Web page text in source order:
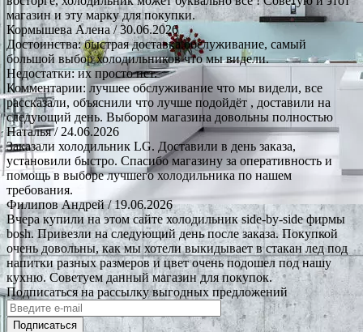
магазин и эту марку для покупки.
Кормышева Алена/ 30.06.2026
Достоинства: быстрая доставка.обслуживание, самый
большой выбор холодильников что мы видели.
Недостатки: их просто нет.
Комментарии: лучшее обслуживание что мы видели, все
рассказали, объяснили что лучше подойдёт , доставили на
следующий день. Выбором магазина довольны полностью
Наталья/ 24.06.2026
Заказали холодильник LG. Доставили в день заказа,
установили быстро. Спасибо магазину за оперативность и
помощь в выборе лучшего холодильника по нашем
требования.
Филипов Андрей/ 19.06.2026
Вчера купили на этом сайте холодильник side-by-side фирмы
bosh. Привезли на следующий день после заказа. Покупкой
очень довольны, как мы хотели выкидывает в стакан лед под
напитки разных размеров и цвет очень подошел под нашу
кухню. Советуем данный магазин для покупок.
Подписаться на рассылку выгодных предложений
Подписаться